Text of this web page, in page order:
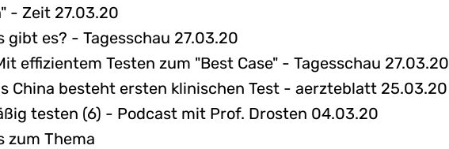
- Zeit 27.03.20
gibt es? - Tagesschau 27.03.20
effizientem Testen zum "Best Case" - Tagesschau 27.03.20
China besteht ersten klinischen Test - aerzteblatt 25.03.20
testen (6) - Podcast mit Prof. Drosten 04.03.20
zum Thema